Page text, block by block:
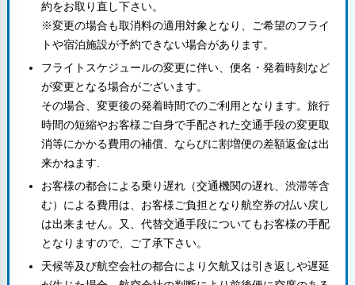
約をお取り直し下さい。
※変更の場合も取消料の適用対象となり、ご希望のフライ
トや宿泊施設が予約できない場合があります。
フライトスケジュールの変更に伴い、便名・発着時刻など
が変更となる場合がございます。
その場合、変更後の発着時間でのご利用となります。旅行
時間の短縮やお客様ご自身で手配された交通手段の変更取
消等にかかる費用の補償、ならびに割増便の差額返金は出
来かねます.
お客様の都合による乗り遅れ（交通機関の遅れ、渋滞等含
む）による費用は、お客様ご負担となり航空券の払い戻し
は出来ません。又、代替交通手段についてもお客様の手配
となりますので、ご了承下さい。
天候等及び航空会社の都合により欠航又は引き返しや遅延